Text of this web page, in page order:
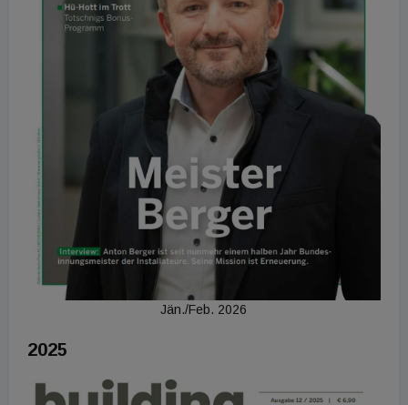
Jän./Feb. 2026
2025